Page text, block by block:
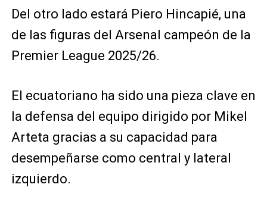
Del otro lado estará Piero Hincapié, una
de las figuras del Arsenal campeón de la
Premier League 2025/26.
El ecuatoriano ha sido una pieza clave en
la defensa del equipo dirigido por Mikel
Arteta gracias a su capacidad para
desempeñarse como central y lateral
izquierdo.